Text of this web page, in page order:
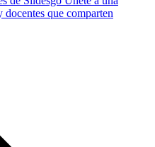
que comparten